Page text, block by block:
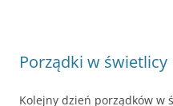
Porządki w świetlicy
Kolejny dzień porządków w